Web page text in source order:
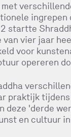
startte
van vier jaar
voor
opereren
praktijk
deze 'derde
en cultuur